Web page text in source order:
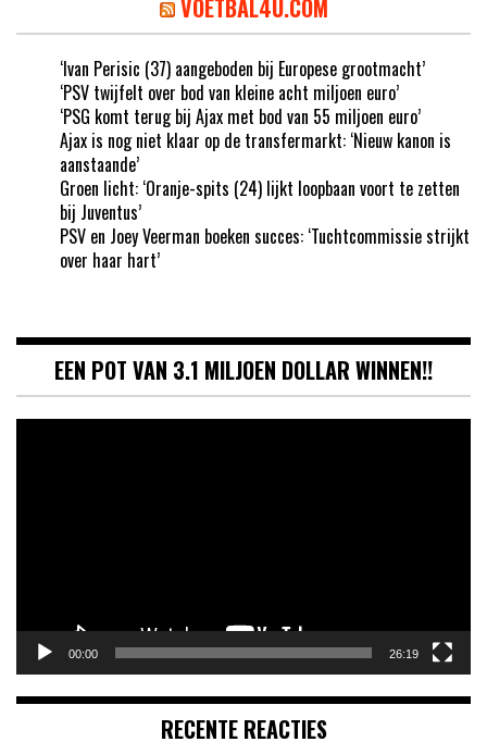
VOETBAL4U.COM
‘Ivan Perisic (37) aangeboden bij Europese grootmacht’
‘PSV twijfelt over bod van kleine acht miljoen euro’
‘PSG komt terug bij Ajax met bod van 55 miljoen euro’
Ajax is nog niet klaar op de transfermarkt: ‘Nieuw kanon is
aanstaande’
Groen licht: ‘Oranje-spits (24) lijkt loopbaan voort te zetten
bij Juventus’
PSV en Joey Veerman boeken succes: ‘Tuchtcommissie strijkt
over haar hart’
EEN POT VAN 3.1 MILJOEN DOLLAR WINNEN!!
00:00 26:19
RECENTE REACTIES